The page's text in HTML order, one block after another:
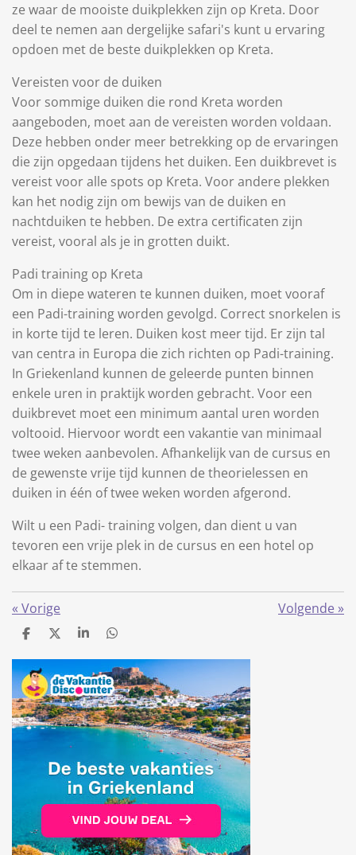
ze waar de mooiste duikplekken zijn op Kreta. Door
deel te nemen aan dergelijke safari's kunt u ervaring
opdoen met de beste duikplekken op Kreta.
Vereisten voor de duiken
Voor sommige duiken die rond Kreta worden
aangeboden, moet aan de vereisten worden voldaan.
Deze hebben onder meer betrekking op de ervaringen
die zijn opgedaan tijdens het duiken. Een duikbrevet is
vereist voor alle spots op Kreta. Voor andere plekken
kan het nodig zijn om bewijs van de duiken en
nachtduiken te hebben. De extra certificaten zijn
vereist, vooral als je in grotten duikt.
Padi training op Kreta
Om in diepe wateren te kunnen duiken, moet vooraf
een Padi-training worden gevolgd. Correct snorkelen is
in korte tijd te leren. Duiken kost meer tijd. Er zijn tal
van centra in Europa die zich richten op Padi-training.
In Griekenland kunnen de geleerde punten binnen
enkele uren in praktijk worden gebracht. Voor een
duikbrevet moet een minimum aantal uren worden
voltooid. Hiervoor wordt een vakantie van minimaal
twee weken aanbevolen. Afhankelijk van de cursus en
de gewenste vrije tijd kunnen de theorielessen en
duiken in één of twee weken worden afgerond.
Wilt u een Padi- training volgen, dan dient u van
tevoren een vrije plek in de cursus en een hotel op
elkaar af te stemmen.
« Vorige Volgende »
D
l
e
n
D
e
l
S
a
r
e
D
l
e
n